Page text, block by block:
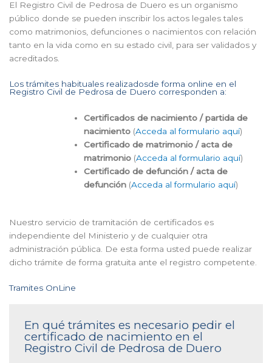
El Registro Civil de Pedrosa de Duero es un organismo
público donde se pueden inscribir los actos legales tales
como matrimonios, defunciones o nacimientos con relación
tanto en la vida como en su estado civil, para ser validados y
acreditados.
Los trámites habituales realizadosde forma online en el
Registro Civil de Pedrosa de Duero corresponden a:
Certificados de nacimiento / partida de
nacimiento (Acceda al formulario aquí)
Certificado de matrimonio / acta de
matrimonio (Acceda al formulario aquí)
Certificado de defunción / acta de
defunción (Acceda al formulario aquí)
Nuestro servicio de tramitación de certificados es
independiente del Ministerio y de cualquier otra
administración pública. De esta forma usted puede realizar
dicho trámite de forma gratuita ante el registro competente.
Tramites OnLine
En qué trámites es necesario pedir el
certificado de nacimiento en el
Registro Civil de Pedrosa de Duero